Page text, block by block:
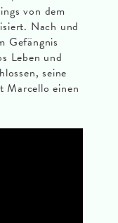
von dem
Nach und
Gefängnis
Leben und
seine
Marcello einen